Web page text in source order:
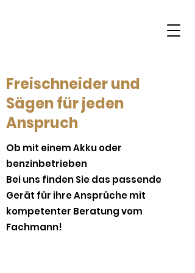
Freischneider und
Sägen für jeden
Anspruch
Ob mit einem Akku oder
benzinbetrieben
Bei uns finden Sie das passende
Gerät für ihre Ansprüche mit
kompetenter Beratung vom
Fachmann!